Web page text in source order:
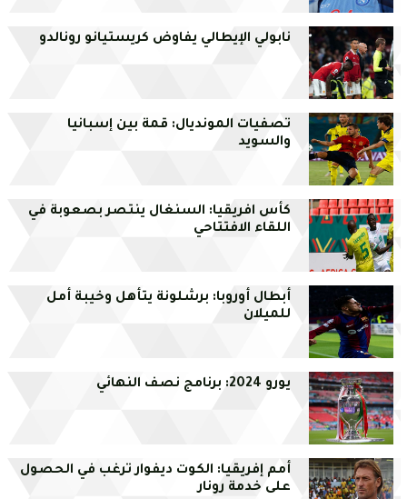
نابولي الإيطالي يفاوض كريستيانو رونالدو
تصفيات المونديال: قمة بين إسبانيا
والسويد
كأس افريقيا: السنغال ينتصر بصعوبة في
اللقاء الافتتاحي
أبطال أوروبا: برشلونة يتأهل وخيبة أمل
للميلان
يورو 2024: برنامج نصف النهائي
أمم إفريقيا: الكوت ديفوار ترغب في الحصول
على خدمة رونار